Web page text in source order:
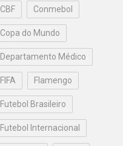
CBF Conmebol
Copa do Mundo
Departamento Médico
FIFA Flamengo
Futebol Brasileiro
Futebol Internacional